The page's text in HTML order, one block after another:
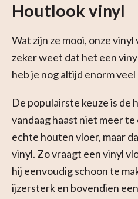
Houtlook vinyl
Wat zijn ze mooi, onze vinyl
zeker weet dat het een
heb je nog altijd enorm veel
De populairste keuze is de
vandaag haast niet meer
echte houten vloer, maar
vinyl. Zo vraagt een vinyl
hij eenvoudig schoon te
ijzersterk en bovendien